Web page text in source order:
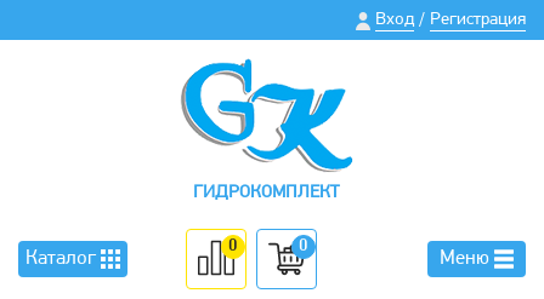
Вход / Регистрация
ГИДРОКОМПЛЕКТ
Каталог
0 0
Меню